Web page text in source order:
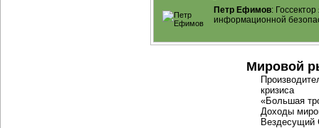
Петр Ефимов:
информационной
Мировой
кризиса
«Большая
Доходы
Вездесущий